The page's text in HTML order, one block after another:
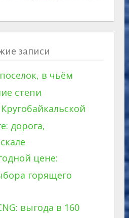
записи
в чьём
степи
дорога,
цене:
горящего
выгода в 160